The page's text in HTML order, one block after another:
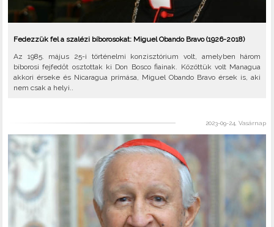
Fedezzük fel a szalézi bíborosokat: Miguel Obando Bravo (1926-2018)
Az 1985. május 25-i történelmi konzisztórium volt, amelyben három
bíborosi fejfedőt osztottak ki Don Bosco fiainak. Közöttük volt Managua
akkori érseke és Nicaragua prímása, Miguel Obando Bravo érsek is, aki
nem csak a helyi..
2023-09-24, Vasárnap